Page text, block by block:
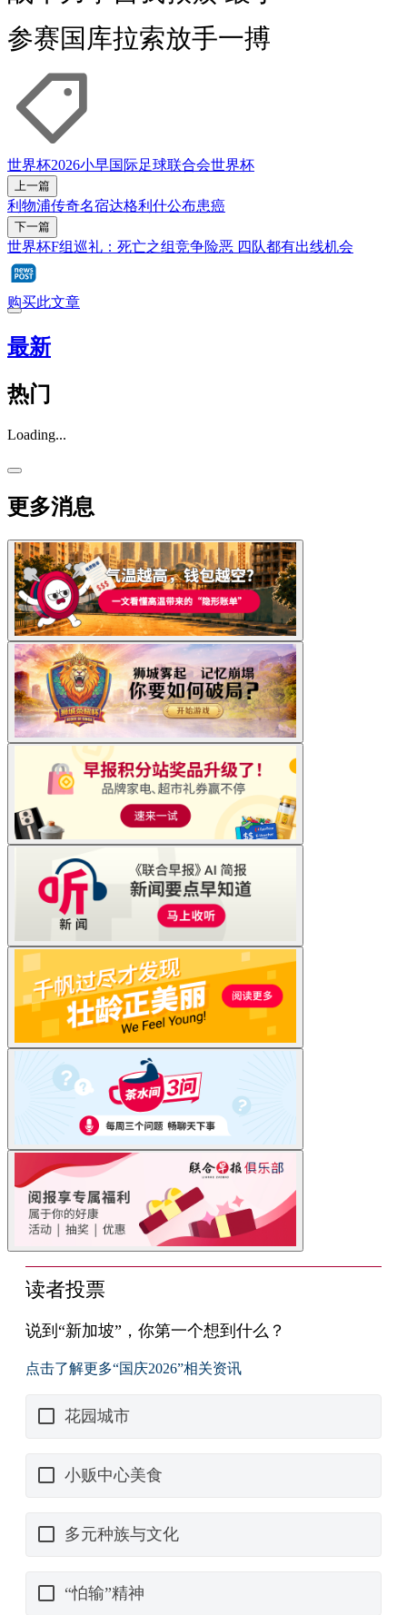
参赛国库拉索放手一搏
世界杯2026小早国际足球联合会世界杯
上一篇
利物浦传奇名宿达格利什公布患癌
下一篇
世界杯F组巡礼：死亡之组竞争险恶 四队都有出线机会
购买此文章
最新
热门
Loading...
更多消息